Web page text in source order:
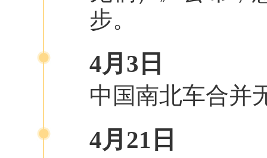
步。
4月3日
中国南北车合并
4月21日